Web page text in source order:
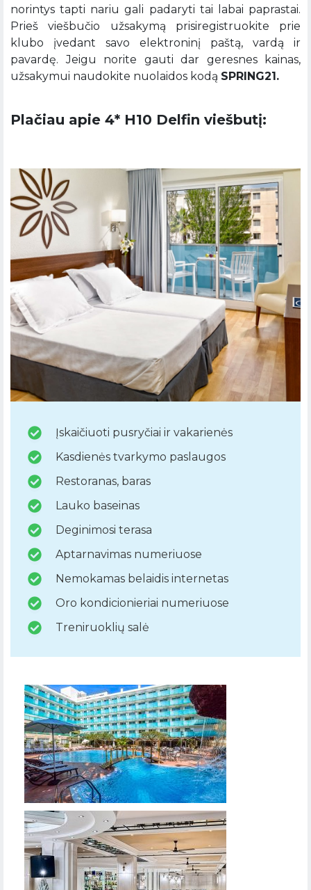
norintys tapti nariu gali padaryti tai labai paprastai.
Prieš viešbučio užsakymą prisiregistruokite prie
klubo įvedant savo elektroninį paštą, vardą ir
pavardę. Jeigu norite gauti dar geresnes kainas,
užsakymui naudokite nuolaidos kodą SPRING21.
Plačiau apie 4* H10 Delfin viešbutį:
Įskaičiuoti pusryčiai ir vakarienės
Kasdienės tvarkymo paslaugos
Restoranas, baras
Lauko baseinas
Deginimosi terasa
Aptarnavimas numeriuose
Nemokamas belaidis internetas
Oro kondicionieriai numeriuose
Treniruoklių salė